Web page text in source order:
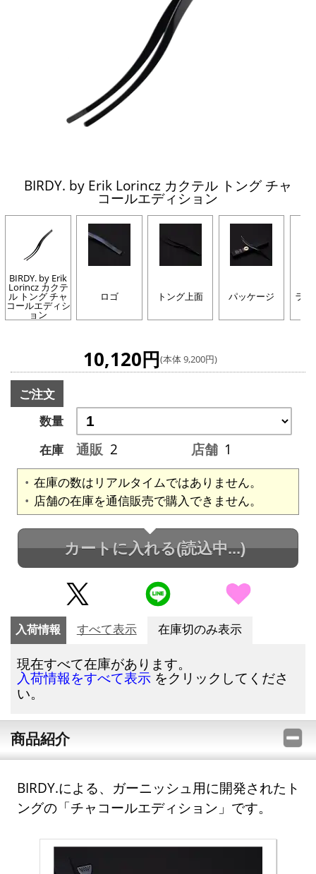
BIRDY. by Erik Lorincz カクテル トング チャ
コールエディション
BIRDY. by Erik
Lorincz カクテ
ル トング チャ
コールエディシ
ョン
ロゴ トング上面 パッケージ ライ
10,120円(本体 9,200円)
ご注文
数量
在庫
通販 2 店舗 1
在庫の数はリアルタイムではありません。
店舗の在庫を通信販売で購入できません。
カートに入れる(読込中...)
入荷情報 すべて表示 在庫切のみ表示
現在すべて在庫があります。
入荷情報をすべて表示 をクリックしてくださ
い。
商品紹介
BIRDY.による、ガーニッシュ用に開発されたト
ングの「チャコールエディション」です。